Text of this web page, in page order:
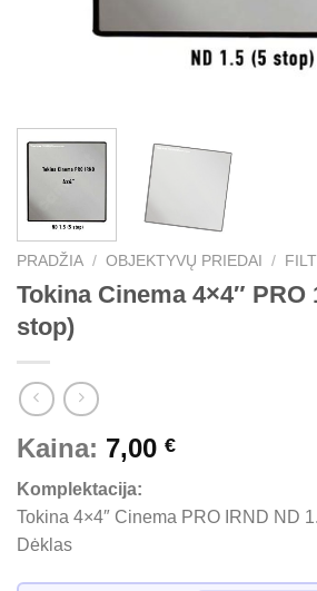
PRADŽIA / OBJEKTYVŲ PRIEDAI /
Tokina Cinema 4×4″ PRO
stop)
Kaina: 7,00 €
Komplektacija:
Tokina 4×4″ Cinema PRO IRND ND
Dėklas